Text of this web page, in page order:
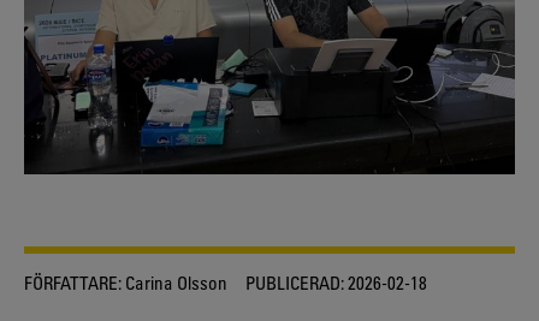
FÖRFATTARE: Carina Olsson PUBLICERAD:2026-02-18